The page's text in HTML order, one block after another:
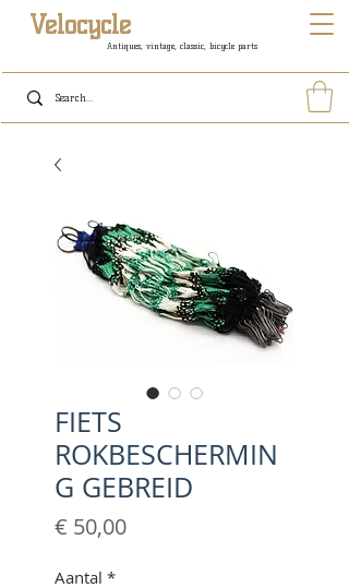
Antiques, vintage, classic, bicycle parts
Velocycle
FIETS
ROKBESCHERMIN
G GEBREID
€ 50,00Prijs
Aantal *